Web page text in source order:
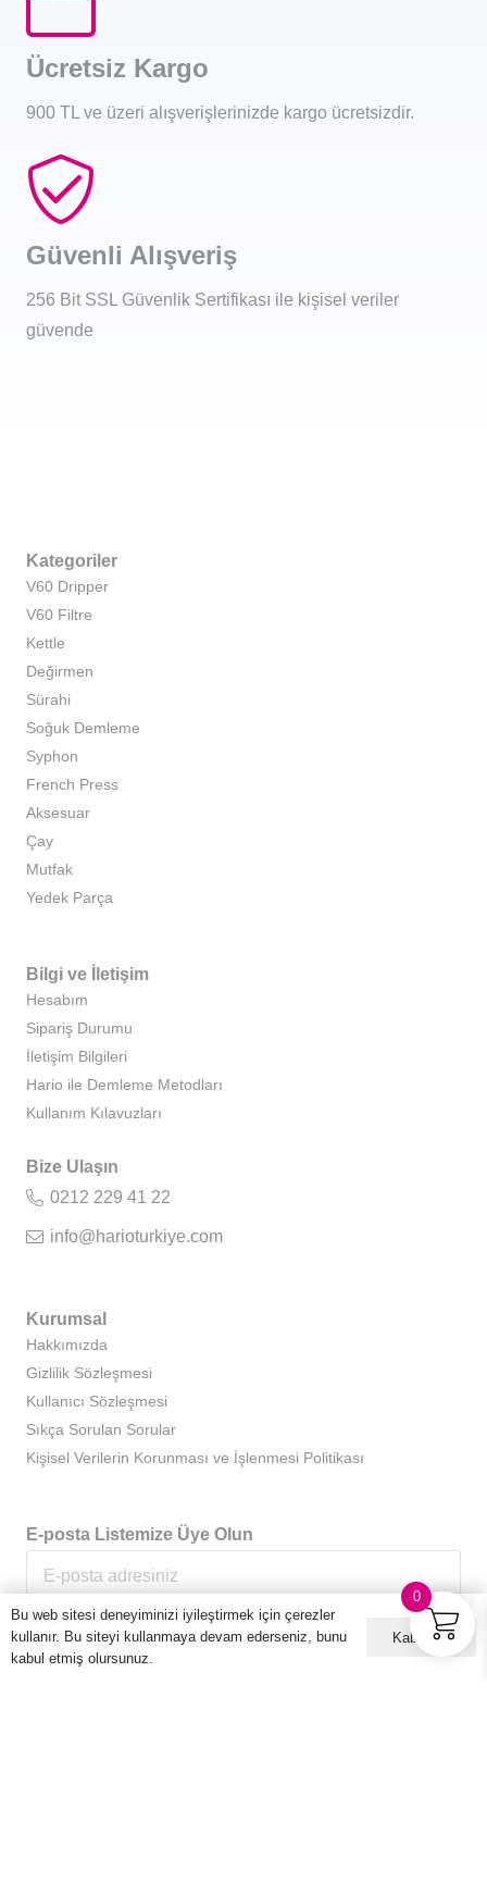
Ücretsiz Kargo
900 TL ve üzeri alışverişlerinizde kargo ücretsizdir.
Güvenli Alışveriş
256 Bit SSL Güvenlik Sertifikası ile kişisel veriler
güvende
Kategoriler
V60 Dripper
V60 Filtre
Kettle
Değirmen
Sürahi
Soğuk Demleme
Syphon
French Press
Aksesuar
Çay
Mutfak
Yedek Parça
Bilgi ve İletişim
Hesabım
Sipariş Durumu
İletişim Bilgileri
Hario ile Demleme Metodları
Kullanım Kılavuzları
Bize Ulaşın
0212 229 41 22
info@harioturkiye.com
Kurumsal
Hakkımızda
Gizlilik Sözleşmesi
Kullanıcı Sözleşmesi
Sıkça Sorulan Sorular
Kişisel Verilerin Korunması ve İşlenmesi Politikası
E-posta Listemize Üye Olun
0
Bu web sitesi deneyiminizi iyileştirmek için çerezler
kullanır. Bu siteyi kullanmaya devam ederseniz, bunu
kabul etmiş olursunuz.
Kabul ET